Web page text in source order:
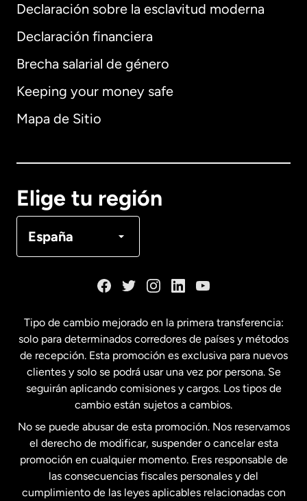
Declaración sobre la esclavitud moderna
Declaración financiera
Brecha salarial de género
Keeping your money safe
Mapa de Sitio
Elige tu región
España
Internacional English
Alemania
Français
Estados Unidos English
Estados Unidos Español
Francia
Malasia
Tipo de cambio mejorado en la primera transferencia:
solo para determinados corredores de países y métodos
de recepción. Esta promoción es exclusiva para nuevos
clientes y solo se podrá usar una vez por persona. Se
seguirán aplicando comisiones y cargos. Los tipos de
cambio están sujetos a cambios.
No se puede abusar de esta promoción. Nos reservamos
el derecho de modificar, suspender o cancelar esta
promoción en cualquier momento. Eres responsable de
las consecuencias fiscales personales y del
cumplimiento de las leyes aplicables relacionadas con